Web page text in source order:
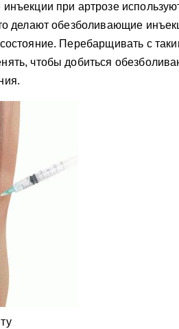
инъекции при артрозе
делают обезболивающие
Перебарщивать с
чтобы добиться